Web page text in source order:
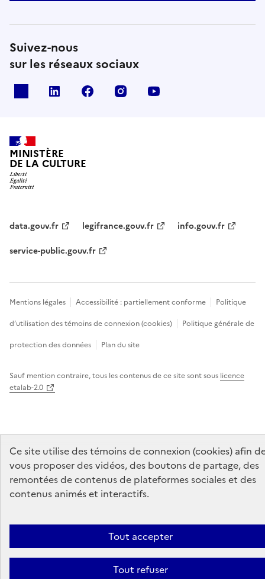
Ce site utilise des témoins de connexion (cookies) afin
vous proposer des vidéos, des boutons de partage, des
remontées de contenus de plateformes sociales et des
contenus animés et interactifs.
Tout accepter
Tout refuser
Suivez-nous
sur les réseaux sociaux
linkedin facebook instagram
MINISTÈRE
DE LA CULTURE
data.gouv.fr legifrance.gouv.fr
info.gouv.fr
service-public.gouv.fr
Mentions légales Accessibilité : partiellement conforme
Politique
d’utilisation des témoins de connexion (cookies)
Politique générale de
protection des données
Plan du site
Sauf mention contraire, tous les contenus de ce site sont sous licence
etalab-2.0